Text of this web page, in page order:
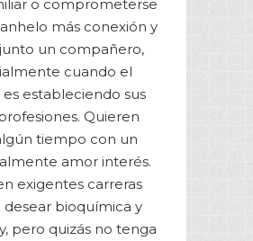
o comprometerse
más conexión y
un compañero,
cuando el
estableciendo sus
Quieren
tiempo con un
amor interés.
exigentes carreras
desear bioquímica y
pero quizás no tenga